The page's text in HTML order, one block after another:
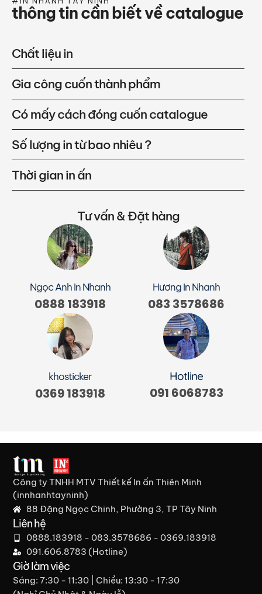
thông tin cần biết về catalogue
Chất liệu in
Gia công cuốn thành phẩm
Có mấy cách đóng cuốn catalogue
Số lượng in từ bao nhiêu ?
Thời gian in ấn
Tư vấn & Đặt hàng
Ngọc Anh In Nhanh
0888 183918
Hương In Nhanh
083 3578686
khosticker
0369 183918
Hotline
091 6068783
Công ty TNHH MTV Thiết kế In ấn Thiên Minh
(innhanhtayninh)
88 Đặng Ngọc Chinh, Phường 3, TP Tây Ninh
Liên hệ
0888.183918 - 083.3578686 - 0369.183918
091.606.8783 (Hotline)
Giờ làm việc
Sáng: 7:30 - 11:30 | Chiều: 13:30 - 17:30